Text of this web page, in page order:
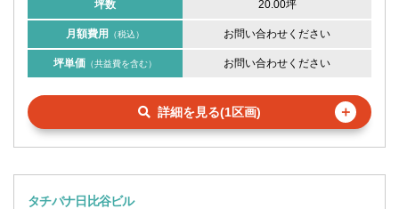
坪数 20.00坪
月額費用 （税込） お問い合わせください
坪単価 （共益費を含む） お問い合わせください
詳細を見る(1区画) ＋
タチバナ日比谷ビル